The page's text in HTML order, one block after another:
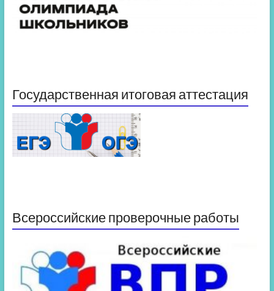
Государственная итоговая аттестация
Всероссийские проверочные работы